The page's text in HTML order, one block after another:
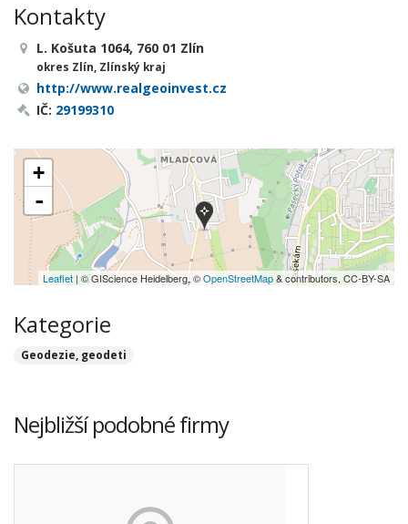
Kontakty
L. Košuta 1064, 760 01 Zlín
okres Zlín, Zlínský kraj
http://www.realgeoinvest.cz
IČ: 29199310
+
-
Leaflet | © GIScience Heidelberg, ©OpenStreetMap& contributors, CC-BY-SA
Kategorie
Geodezie, geodeti
Nejbližší podobné firmy